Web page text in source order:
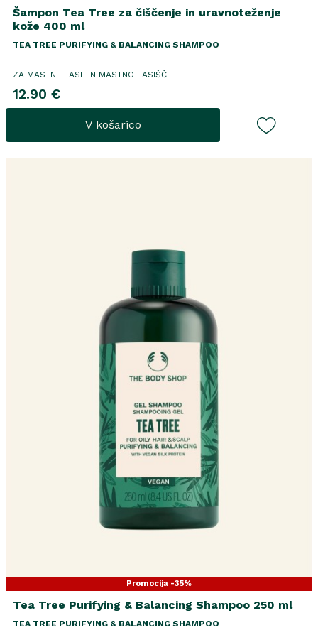
Šampon Tea Tree za čiščenje in uravnoteženje
kože 400 ml
TEA TREE PURIFYING & BALANCING SHAMPOO
ZA MASTNE LASE IN MASTNO LASIŠČE
12.90 €
V košarico
Promocija -35%
Tea Tree Purifying & Balancing Shampoo 250 ml
TEA TREE PURIFYING & BALANCING SHAMPOO